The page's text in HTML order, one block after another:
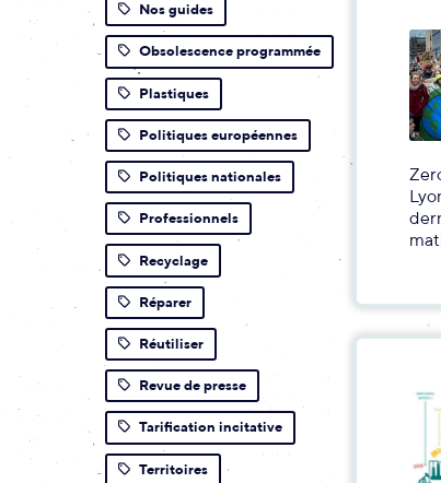
Nos guides
Obsolescence programmée
Plastiques
Politiques européennes
Politiques nationales
Professionnels
Recyclage
Réparer
Réutiliser
Revue de presse
Tarification incitative
Territoires